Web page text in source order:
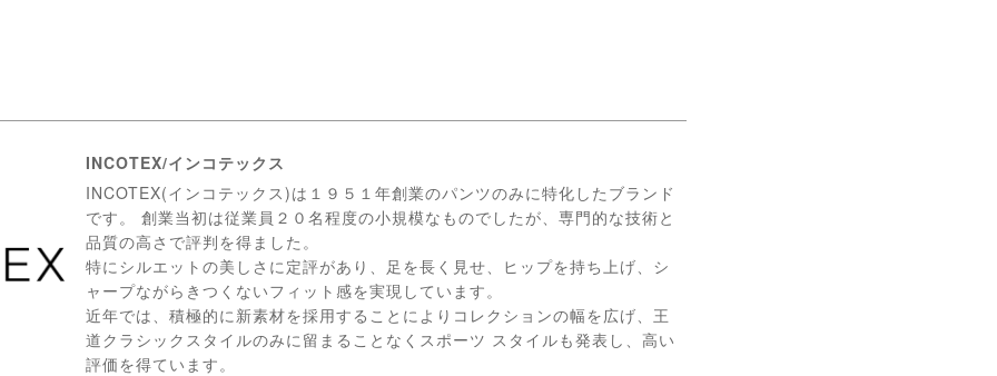
INCOTEX/インコテックス
INCOTEX(インコテックス)は１９５１年創業のパンツのみに特化したブランド
です。 創業当初は従業員２０名程度の小規模なものでしたが、専門的な技術と
品質の高さで評判を得ました。
特にシルエットの美しさに定評があり、足を長く見せ、ヒップを持ち上げ、シ
ャープながらきつくないフィット感を実現しています。
近年では、積極的に新素材を採用することによりコレクションの幅を広げ、王
道クラシックスタイルのみに留まることなくスポーツ スタイルも発表し、高い
評価を得ています。